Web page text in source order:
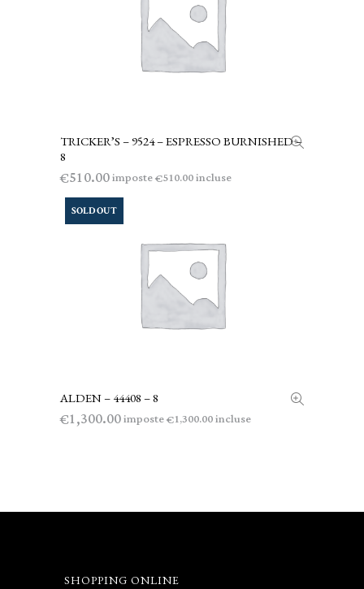
AGGIUNGI AL CARRELLO
TRICKER’S – 9524 – ESPRESSO BURNISHED –
8
€510.00imposte€510.00incluse
SOLD OUT
LEGGI TUTTO
ALDEN – 44408 – 8
€1,300.00imposte€1,300.00incluse
SHOPPING ONLINE